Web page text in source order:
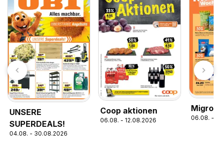
UNSERE
SUPERDEALS!
04.08. - 30.08.2026
Coop aktionen
06.08. - 12.08.2026
Migros
06.08. -